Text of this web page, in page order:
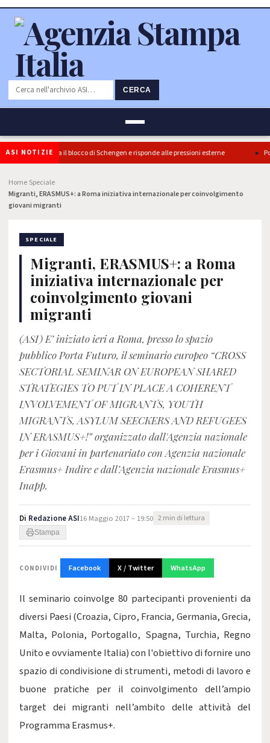
CERCA
ASI NOTIZIE
conferma il blocco di Schengen e risponde alle pressioni esterne
Home Speciale
Migranti, ERASMUS+: a Roma iniziativa internazionale per coinvolgimento
giovani migranti
SPECIALE
Migranti, ERASMUS+: a Roma
iniziativa internazionale per
coinvolgimento giovani
migranti
(ASI) E’ iniziato ieri a Roma, presso lo spazio
pubblico Porta Futuro, il seminario europeo “CROSS
SECTORIAL SEMINAR ON EUROPEAN SHARED
STRATEGIES TO PUT IN PLACE A COHERENT
INVOLVEMENT OF MIGRANTS, YOUTH
MIGRANTS, ASYLUM SEECKERS AND REFUGEES
IN ERASMUS+!” organizzato dall'Agenzia nazionale
per i Giovani in partenariato con Agenzia nazionale
Erasmus+ Indire e dall’Agenzia nazionale Erasmus+
Inapp.
Di Redazione ASI16 Maggio 2017 – 19:50 2 min di lettura
Stampa
CONDIVIDI Facebook X / Twitter WhatsApp
Il seminario coinvolge 80 partecipanti provenienti da
diversi Paesi (Croazia, Cipro, Francia, Germania, Grecia,
Malta, Polonia, Portogallo, Spagna, Turchia, Regno
Unito e ovviamente Italia) con l'obiettivo di fornire uno
spazio di condivisione di strumenti, metodi di lavoro e
buone pratiche per il coinvolgimento dell’ampio
target dei migranti nell’ambito delle attività del
Programma Erasmus+.